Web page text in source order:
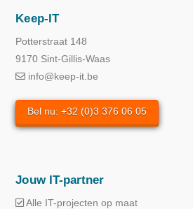
Keep-IT
Potterstraat 148
9170 Sint-Gillis-Waas
info@keep-it.be
Bel nu: +32 (0)3 376 06 05
Jouw IT-partner
Alle IT-projecten op maat